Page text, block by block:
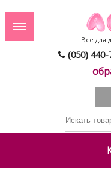
(050)
Все для